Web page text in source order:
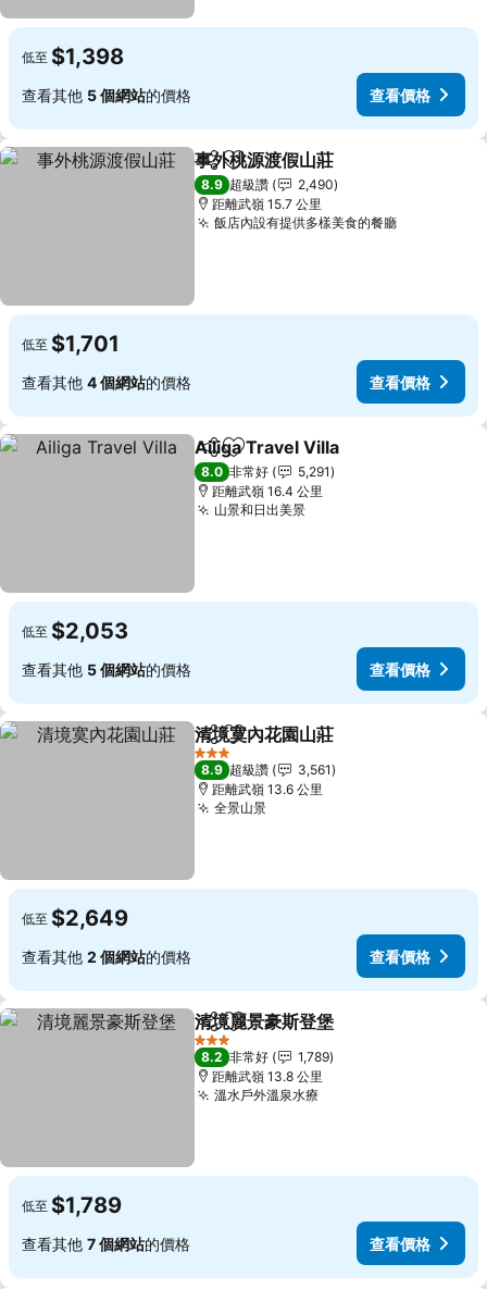
低至 $1,398
查看其他 5 個網站的價格 查看價格
分享 加入我的最愛
事外桃源渡假山莊
8.9 超級讚
2,490
距離武嶺 15.7 公里
飯店內設有提供多樣美食的餐廳查看價格
低至 $1,701
查看其他 4 個網站的價格 查看價格
分享 加入我的最愛
Ailiga Travel Villa
8.0 非常好
5,291
距離武嶺 16.4 公里
山景和日出美景查看價格
低至 $2,053
查看其他 5 個網站的價格 查看價格
分享 加入我的最愛
清境寞內花園山莊
3 星級
8.9 超級讚
3,561
距離武嶺 13.6 公里
全景山景查看價格
低至 $2,649
查看其他 2 個網站的價格 查看價格
分享 加入我的最愛
清境麗景豪斯登堡
3 星級
8.2 非常好
1,789
距離武嶺 13.8 公里
溫水戶外溫泉水療
低至 $1,789
查看其他 7 個網站的價格 查看價格